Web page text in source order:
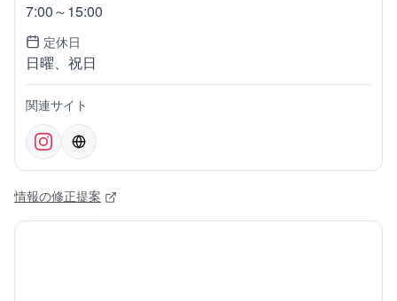
7:00～15:00
定休日
日曜、祝日
関連サイト
情報の修正提案